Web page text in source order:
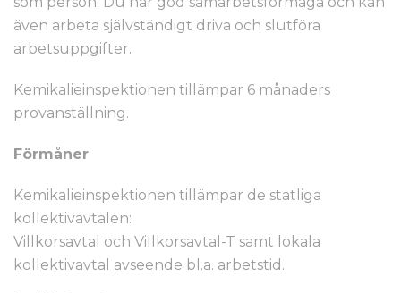
även arbeta självständigt driva och slutföra
arbetsuppgifter.
Kemikalieinspektionen tillämpar 6 månaders
provanställning.
Förmåner
Kemikalieinspektionen tillämpar de statliga
kollektivavtalen:
Villkorsavtal och Villkorsavtal-T samt lokala
kollektivavtal avseende bl.a. arbetstid.